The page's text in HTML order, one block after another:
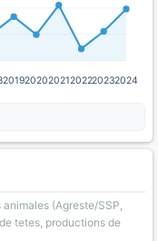
201920202021202220232024
(Agreste/SSP,
tetes, productions de